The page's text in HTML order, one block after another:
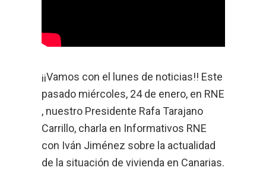
¡¡Vamos con el lunes de noticias!! Este
pasado miércoles, 24 de enero, en RNE
, nuestro Presidente Rafa Tarajano
Carrillo, charla en Informativos RNE
con Iván Jiménez sobre la actualidad
de la situación de vivienda en Canarias.